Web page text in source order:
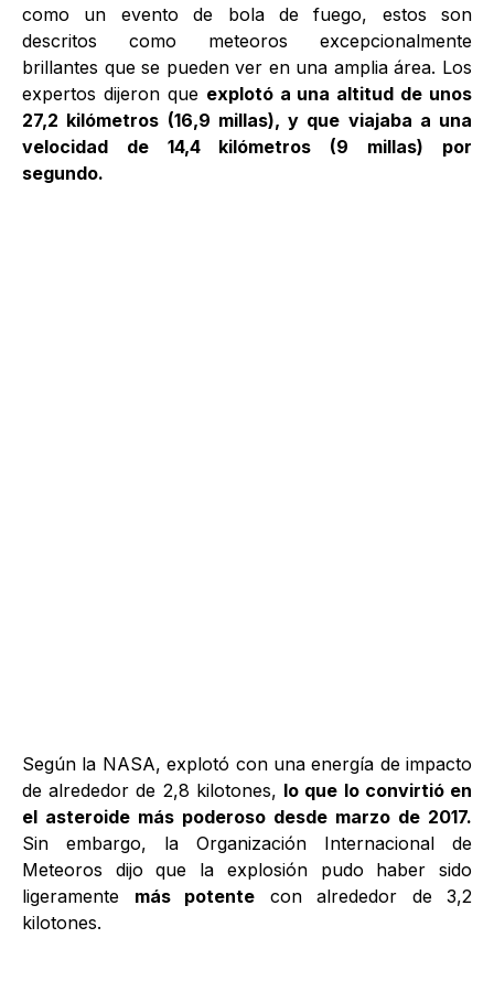
como un evento de bola de fuego, estos son
descritos como meteoros excepcionalmente
brillantes que se pueden ver en una amplia área. Los
expertos dijeron que explotó a una altitud de unos
27,2 kilómetros (16,9 millas), y que viajaba a una
velocidad de 14,4 kilómetros (9 millas) por
segundo.
Según la NASA, explotó con una energía de impacto
de alrededor de 2,8 kilotones, lo que lo convirtió en
el asteroide más poderoso desde marzo de 2017.
Sin embargo, la Organización Internacional de
Meteoros dijo que la explosión pudo haber sido
ligeramente más potente con alrededor de 3,2
kilotones.